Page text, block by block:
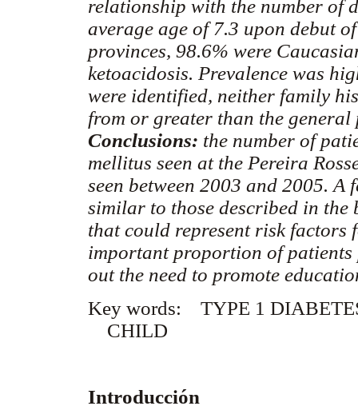
relationship with the number of
average age of 7.3 upon debut
provinces, 98.6% were
ketoacidosis. Prevalence was
were identified, neither family
from or greater than the
Conclusions: the number of
mellitus seen at the Pereira
seen between 2003 and 2005.
similar to those described in
that could represent risk factors
important proportion of patients
out the need to promote
Key words: TYPE 1
CHILD
Introducción